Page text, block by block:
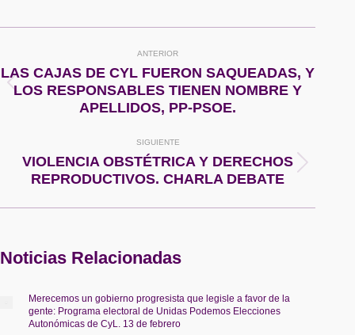
entre
publicaciones
ANTERIOR
Publicación
LAS CAJAS DE CYL FUERON SAQUEADAS, Y
LOS RESPONSABLES TIENEN NOMBRE Y
APELLIDOS, PP-PSOE.
SIGUIENTE
Publicación
siguiente:
VIOLENCIA OBSTÉTRICA Y DERECHOS
REPRODUCTIVOS. CHARLA DEBATE
Noticias Relacionadas
Merecemos un gobierno progresista que legisle a favor de la
gente: Programa electoral de Unidas Podemos Elecciones
Autonómicas de CyL. 13 de febrero